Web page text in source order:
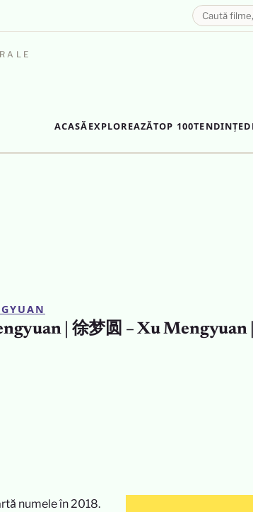
ACASĂEXPLOREAZĂTOP 100TENDINȚE
| 徐梦圆 – Xu Mengyuan
numele în 2018.